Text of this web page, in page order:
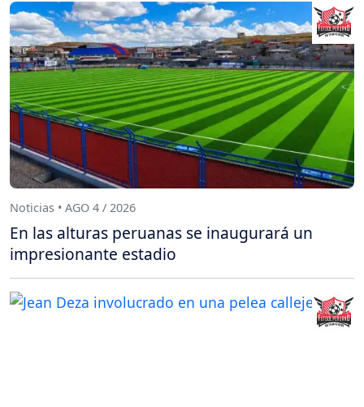
Noticias • AGO 4 / 2026
En las alturas peruanas se inaugurará un
impresionante estadio